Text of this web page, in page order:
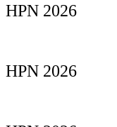
HPN 2026
HPN 2026